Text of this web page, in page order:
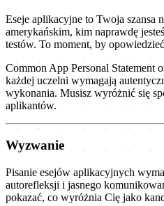
Eseje aplikacyjne to Twoja szansa
amerykańskim, kim naprawdę
testów. To moment, by
Common App Personal Statement
każdej uczelni wymagają
wykonania. Musisz wyróżnić się
aplikantów.
Wyzwanie
Pisanie esejów aplikacyjnych
autorefleksji i jasnego
pokazać, co wyróżnia Cię jako